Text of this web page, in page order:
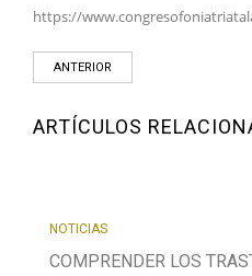
https://
ANTERIOR
ARTÍCULOS
NOTICIAS
COMPRENDER LOS